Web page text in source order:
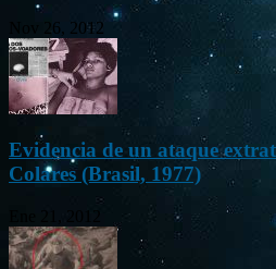
Nov 26, 2012
Evidencia de un ataque
Colares (Brasil, 1977)